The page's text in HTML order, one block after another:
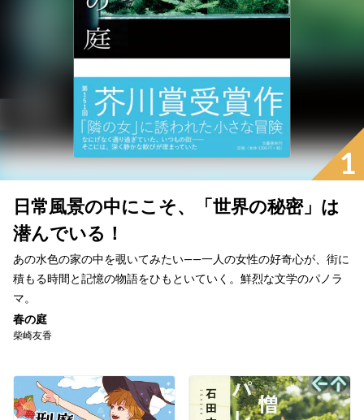
1
日常風景の中にこそ、「世界の秘密」は
潜んでいる！
あの水色の家の中を覗いてみたい――一人の女性の好奇心が、街に
積もる時間と記憶の物語をひもといていく。鮮烈な文学のパノラ
マ。
春の庭
柴崎友香